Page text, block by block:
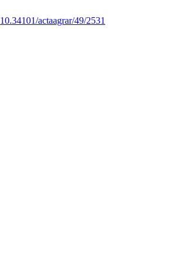
10.34101/actaagrar/49/2531